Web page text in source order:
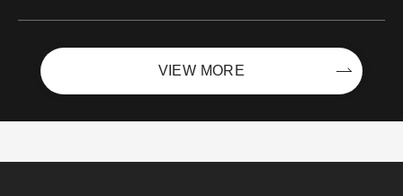
VIEW MORE